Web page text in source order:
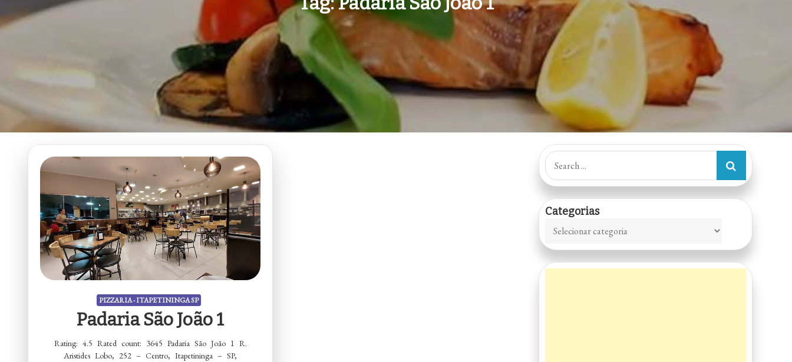
PIZZARIA - ITAPETININGA SP
Padaria São João 1
Rating: 4.5 Rated count: 3645 Padaria São João 1 R.
Aristides Lobo, 252 – Centro, Itapetininga – SP,
Search
for:
Categorias
Categorias